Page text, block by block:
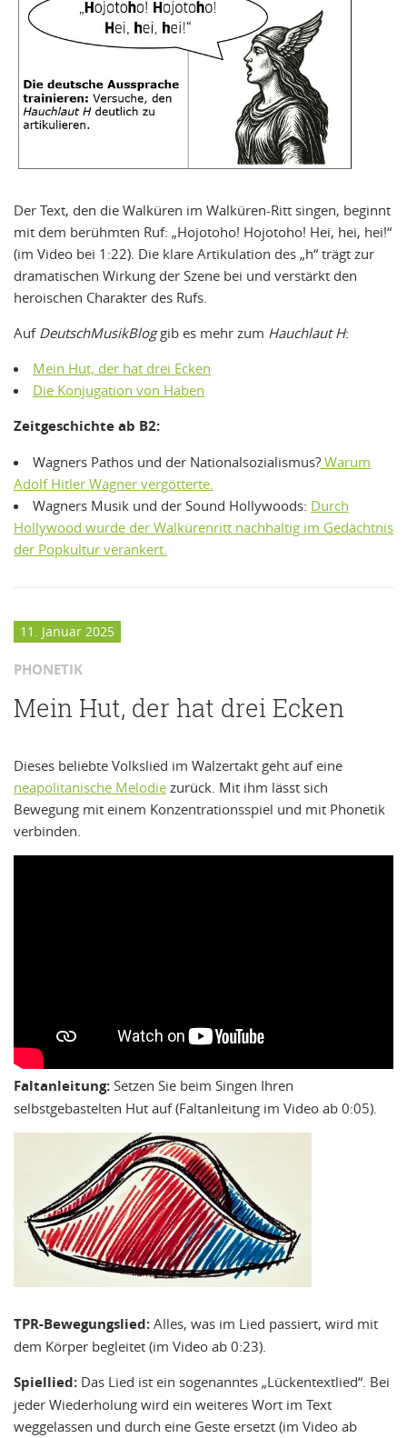
Der Text, den die Walküren im Walküren-Ritt singen, beginnt
mit dem berühmten Ruf: „Hojotoho! Hojotoho! Hei, hei, hei!“
(im Video bei 1:22). Die klare Artikulation des „h“ trägt zur
dramatischen Wirkung der Szene bei und verstärkt den
heroischen Charakter des Rufs.
Auf DeutschMusikBloggib es mehr zum Hauchlaut H:
Mein Hut, der hat drei Ecken
Die Konjugation von Haben
Zeitgeschichte ab B2:
Wagners Pathos und der Nationalsozialismus? Warum
Adolf Hitler Wagner vergötterte.
Wagners Musik und der Sound Hollywoods: Durch
Hollywood wurde der Walkürenritt nachhaltig im Gedächtnis
der Popkultur verankert.
11. Januar 2025
PHONETIK
Mein Hut, der hat drei Ecken
Dieses beliebte Volkslied im Walzertakt geht auf eine
neapolitanische Melodie zurück. Mit ihm lässt sich
Bewegung mit einem Konzentrationsspiel und mit Phonetik
verbinden.
Faltanleitung: Setzen Sie beim Singen Ihren
selbstgebastelten Hut auf (Faltanleitung im Video ab 0:05).
TPR-Bewegungslied: Alles, was im Lied passiert, wird mit
dem Körper begleitet (im Video ab 0:23).
Spiellied: Das Lied ist ein sogenanntes „Lückentextlied“. Bei
jeder Wiederholung wird ein weiteres Wort im Text
weggelassen und durch eine Geste ersetzt (im Video ab